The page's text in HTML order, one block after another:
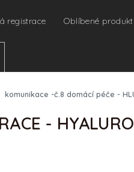
registrace Oblíbené
komunikace -č.8 domácí péče -
-